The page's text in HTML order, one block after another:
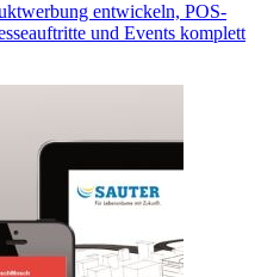
entwickeln, POS-
und Events komplett